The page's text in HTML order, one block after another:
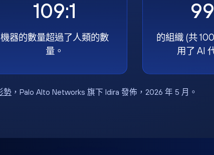
109:1
機器的數量超過了人類的數
量。
的組織 (共
用了 AI
勢，Palo Alto Networks 旗下 Idira 發佈，2026 年 5 月。